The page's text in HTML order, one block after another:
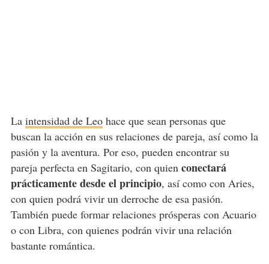
La intensidad de Leohace que sean personas que
buscan la acción en sus relaciones de pareja, así como la
pasión y la aventura. Por eso, pueden encontrar su
pareja perfecta en Sagitario, con quien conectará
prácticamente desde el principio, así como con Aries,
con quien podrá vivir un derroche de esa pasión.
También puede formar relaciones prósperas con Acuario
o con Libra, con quienes podrán vivir una relación
bastante romántica.